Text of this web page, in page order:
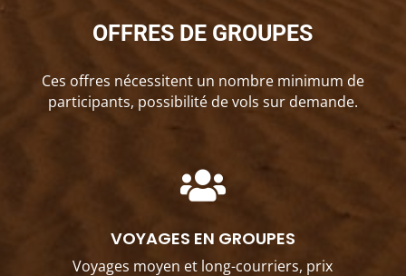
OFFRES DE GROUPES
Ces offres nécessitent un nombre minimum de
participants, possibilité de vols sur demande.

VOYAGES EN GROUPES
Voyages moyen et long-courriers, prix